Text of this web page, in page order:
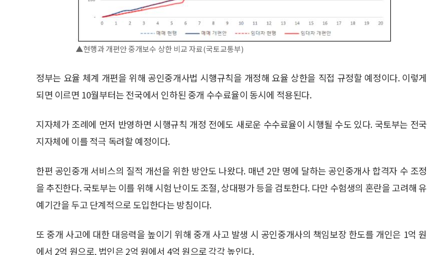
▲현행과 개편안 중개보수 상한 비교 자료(국토교통부)
정부는 요율 체계 개편을 위해 공인중개사법 시행규칙을 개정해 요율 상한을 직접 규정할 예정이다. 이렇게
되면 이르면 10월부터는 전국에서 인하된 중개 수수료율이 동시에 적용된다.
지자체가 조례에 먼저 반영하면 시행규칙 개정 전에도 새로운 수수료율이 시행될 수도 있다. 국토부는 전국
지자체에 이를 적극 독려할 예정이다.
한편 공인중개 서비스의 질적 개선을 위한 방안도 나왔다. 매년 2만 명에 달하는 공인중개사 합격자 수 조정
을 추진한다. 국토부는 이를 위해 시험 난이도 조절, 상대평가 등을 검토한다. 다만 수험생의 혼란을 고려해 유
예기간을 두고 단계적으로 도입한다는 방침이다.
또 중개 사고에 대한 대응력을 높이기 위해 중개 사고 발생 시 공인중개사의 책임보장 한도를 개인은 1억 원
에서 2억 원으로, 법인은 2억 원에서 4억 원으로 각각 높인다.